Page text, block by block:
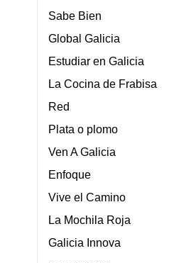
Sabe Bien
Global Galicia
Estudiar en Galicia
La Cocina de Frabisa
Red
Plata o plomo
Ven A Galicia
Enfoque
Vive el Camino
La Mochila Roja
Galicia Innova